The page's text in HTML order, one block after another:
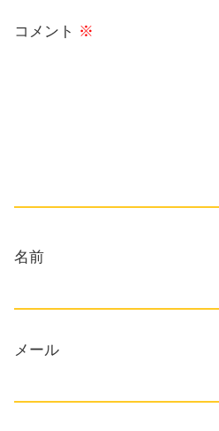
コメント ※
名前
メール